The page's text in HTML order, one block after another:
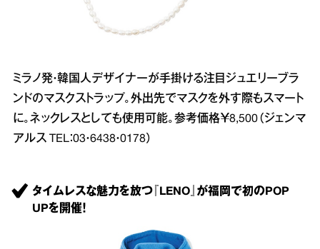
ミラノ発・韓国人デザイナーが手掛ける注目ジュエリーブラ
ンドのマスクストラップ。外出先でマスクを外す際もスマート
に。ネックレスとしても使用可能。参考価格￥8,500（ジェンマ
アルス TEL：03・6438・0178）
タイムレスな魅力を放つ『LENO』が福岡で初のPOP
UPを開催！